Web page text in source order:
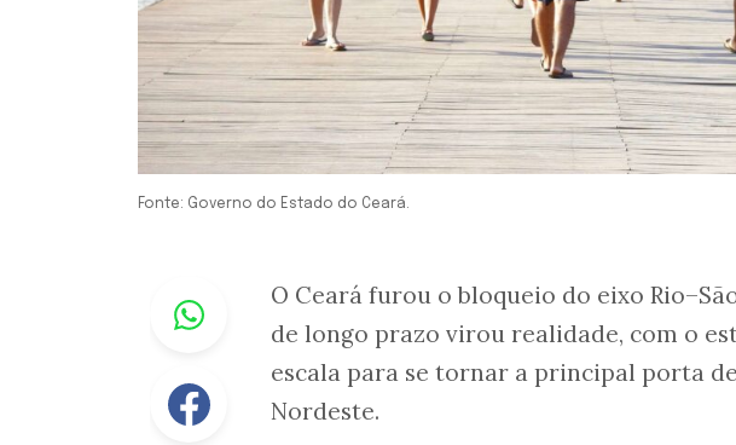
Fonte: Governo do Estado do Ceará.
Whastapp
Facebook
O Ceará furou o bloqueio do eixo
de longo prazo virou realidade, com o
escala para se tornar a principal porta
Nordeste.